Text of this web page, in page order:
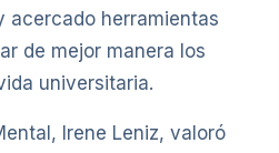
acercado herramientas
de mejor manera los
universitaria.
Irene Leniz, valoró